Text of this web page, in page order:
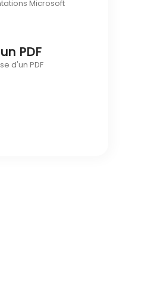
Microsoft
PDF
d'un PDF